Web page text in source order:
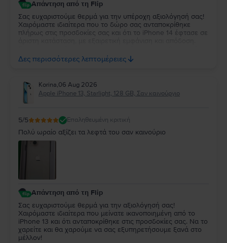
Απάντηση από τη Flip
Σας ευχαριστούμε θερμά για την υπέροχη αξιολόγησή σας!
Χαιρόμαστε ιδιαίτερα που το δώρο σας ανταποκρίθηκε
πλήρως στις προσδοκίες σας και ότι το iPhone 14 έφτασε σε
πολύ να σας εξυπηρετήσουμε ξανά στην επόμενη αγορά
σας!
Δες περισσότερες λεπτομέρειες
Korina,06 Aug 2026
Apple iPhone 13, Starlight, 128 GB, Σαν καινούργιο
5/5 Επαληθευμένη κριτική
Πολύ ωραίο αξίζει τα λεφτά του σαν καινούριο
Απάντηση από τη Flip
Σας ευχαριστούμε θερμά για την αξιολόγησή σας!
Χαιρόμαστε ιδιαίτερα που μείνατε ικανοποιημένη από το
iPhone 13 και ότι ανταποκρίθηκε στις προσδοκίες σας. Να το
χαρείτε και θα χαρούμε να σας εξυπηρετήσουμε ξανά στο
μέλλον!